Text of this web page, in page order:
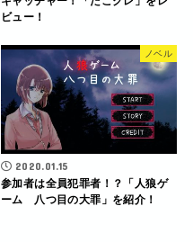
ビュー！
ノベル
2020.01.15
参加者は全員犯罪者！？「人狼ゲ
ーム 八つ目の大罪」を紹介！